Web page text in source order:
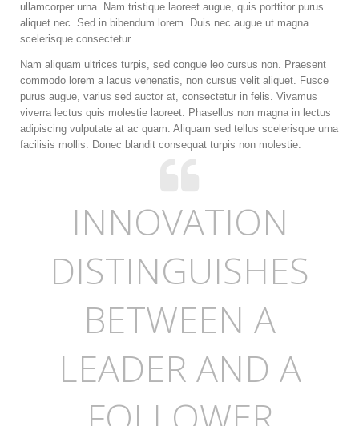
ullamcorper urna. Nam tristique laoreet augue, quis porttitor purus
aliquet nec. Sed in bibendum lorem. Duis nec augue ut magna
scelerisque consectetur.
Nam aliquam ultrices turpis, sed congue leo cursus non. Praesent
commodo lorem a lacus venenatis, non cursus velit aliquet. Fusce
purus augue, varius sed auctor at, consectetur in felis. Vivamus
viverra lectus quis molestie laoreet. Phasellus non magna in lectus
adipiscing vulputate at ac quam. Aliquam sed tellus scelerisque urna
facilisis mollis. Donec blandit consequat turpis non molestie.
INNOVATION
DISTINGUISHES
BETWEEN A
LEADER AND A